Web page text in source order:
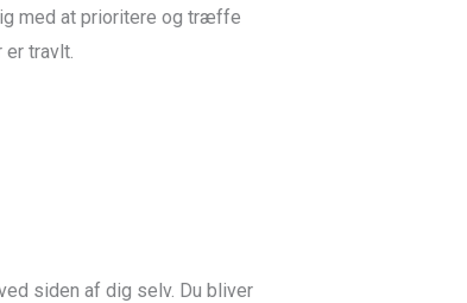
med at prioritere og træffe
er travlt.
siden af dig selv. Du bliver